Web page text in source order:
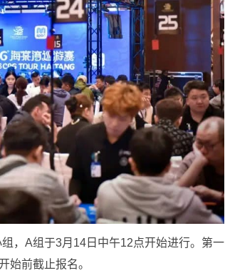
，A组于3月14日中午12点开始进行。第一
始前截止报名。